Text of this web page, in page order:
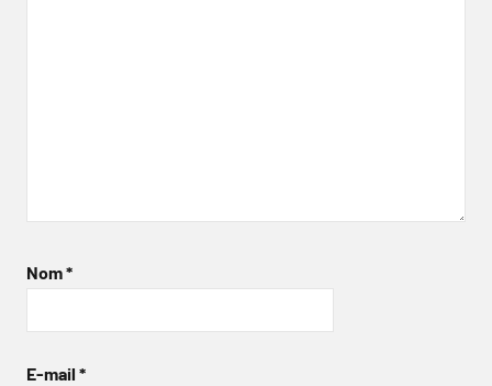
Nom*
E-mail *